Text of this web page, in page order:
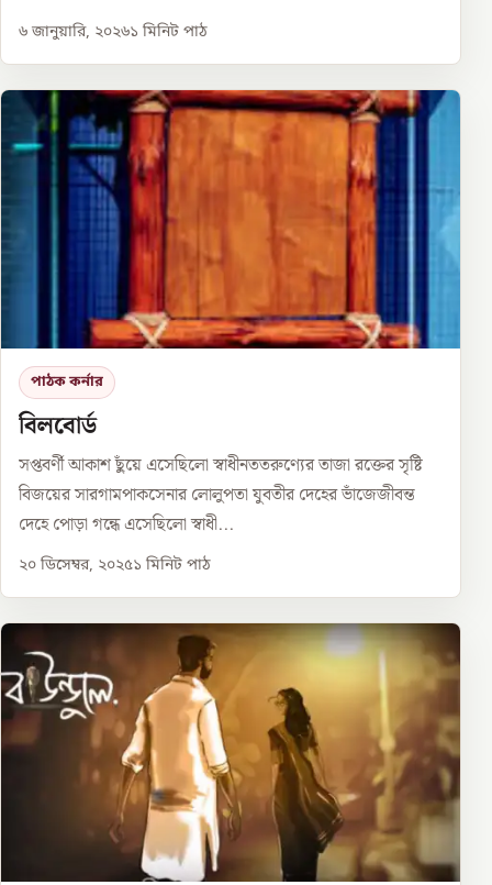
৬ জানুয়ারি, ২০২৬১ মিনিট পাঠ
পাঠক কর্নার
বিলবোর্ড
সপ্তবর্ণী আকাশ ছুঁয়ে এসেছিলো স্বাধীনততরুণ্যের তাজা রক্তের সৃষ্টি
বিজয়ের সারগামপাকসেনার লোলুপতা যুবতীর দেহের ভাঁজেজীবন্ত
দেহে পোড়া গন্ধে এসেছিলো স্বাধী...
২০ ডিসেম্বর, ২০২৫১ মিনিট পাঠ